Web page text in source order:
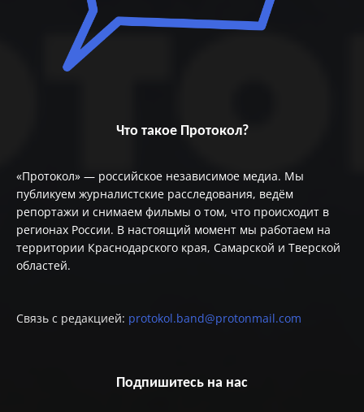
Что такое Протокол?
«Протокол» — российское независимое медиа. Мы
публикуем журналистские расследования, ведём
репортажи и снимаем фильмы о том, что происходит в
регионах России. В настоящий момент мы работаем на
территории Краснодарского края, Самарской и Тверской
областей.
Связь с редакцией: protokol.band@protonmail.com
Подпишитесь на нас